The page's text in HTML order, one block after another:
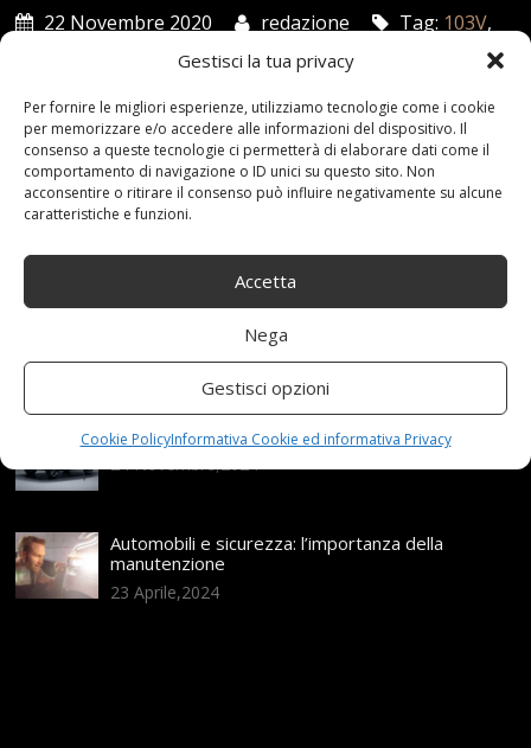
Gestisci la tua privacy
Per fornire le migliori esperienze, utilizziamo tecnologie come i cookie
per memorizzare e/o accedere alle informazioni del dispositivo. Il
consenso a queste tecnologie ci permetterà di elaborare dati come il
comportamento di navigazione o ID unici su questo sito. Non
acconsentire o ritirare il consenso può influire negativamente su alcune
caratteristiche e funzioni.
Accetta
Nega
Gestisci opzioni
Cookie PolicyInformativa Cookie ed informativa Privacy
22 Novembre 2020 redazione Tag: 103V,
Pneumatico,
Categories: Shop
Articoli recenti
da sapere
Range Rover: un’icona tra i luxury SUV
25 Novembre,2024
Nuova MG ZS Hybrid+: i SUV si fanno ibridi
24 Novembre,2024
Automobili e sicurezza: l’importanza della
manutenzione
23 Aprile,2024